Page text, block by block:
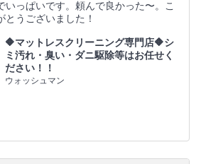
いっぱいです。頼んで良かった〜。こ
うございました！
🔶マットレスクリーニング専門店🔶シ
ミ汚れ・臭い・ダニ駆除等はお任せく
ださい！！
ウォッシュマン